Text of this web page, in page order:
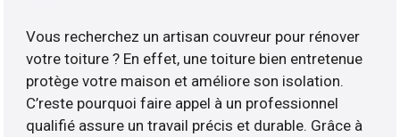
Vous recherchez un artisan couvreur pour rénover
votre toiture ? En effet, une toiture bien entretenue
protège votre maison et améliore son isolation.
C’reste pourquoi faire appel à un professionnel
qualifié assure un travail précis et durable. Grâce à